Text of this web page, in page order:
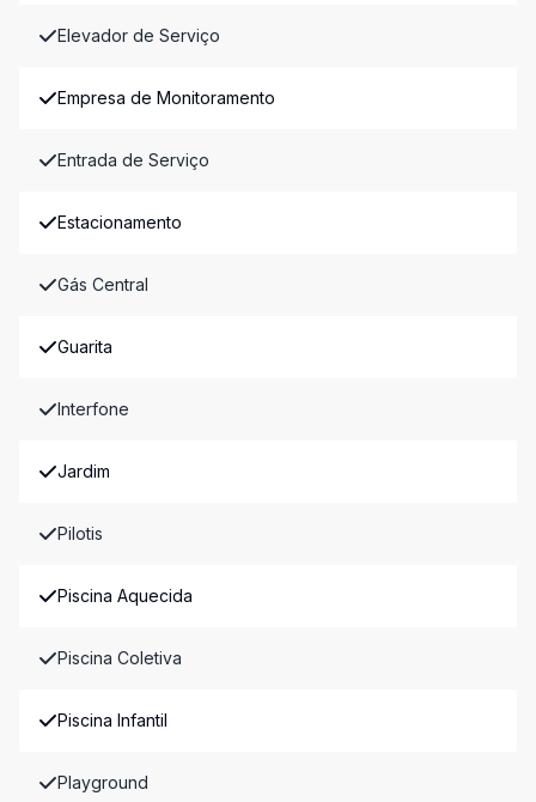
Elevador de Serviço
Empresa de Monitoramento
Entrada de Serviço
Estacionamento
Gás Central
Guarita
Interfone
Jardim
Pilotis
Piscina Aquecida
Piscina Coletiva
Piscina Infantil
Playground